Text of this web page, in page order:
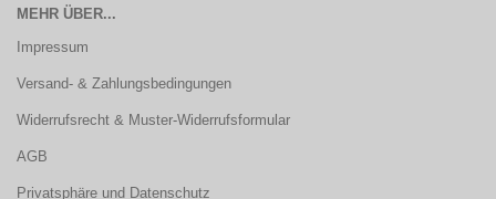
MEHR ÜBER...
Impressum
Versand- & Zahlungsbedingungen
Widerrufsrecht & Muster-Widerrufsformular
AGB
Privatsphäre und Datenschutz